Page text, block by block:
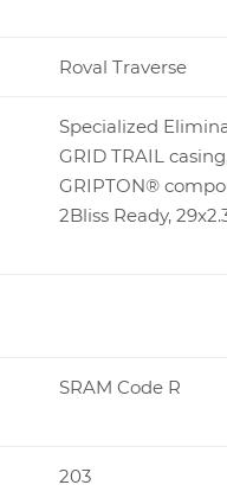
Roval Traverse
Specialized
GRID TRAIL
GRIPTON®
2Bliss Ready,
SRAM Code R
203